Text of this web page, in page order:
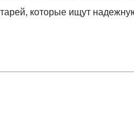
которые ищут